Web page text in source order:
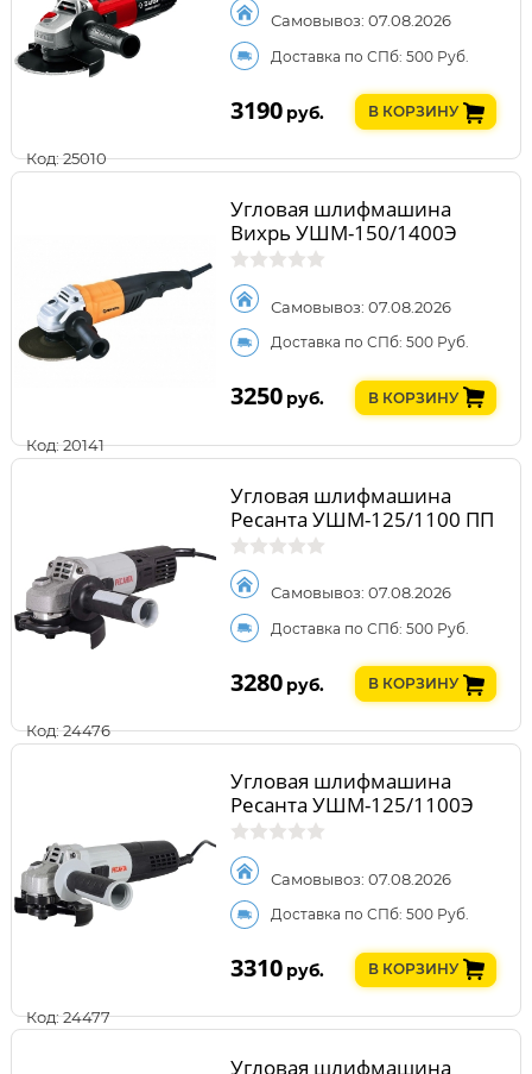
Код: 25010
Самовывоз: 07.08.2026
Доставка по СПб: 500 Руб.
3190 руб. В КОРЗИНУ
Код: 20141
Угловая шлифмашина
Вихрь УШМ-150/1400Э
Самовывоз: 07.08.2026
Доставка по СПб: 500 Руб.
3250 руб. В КОРЗИНУ
Код: 24476
Угловая шлифмашина
Ресанта УШМ-125/1100 ПП
Самовывоз: 07.08.2026
Доставка по СПб: 500 Руб.
3280 руб. В КОРЗИНУ
Код: 24477
Угловая шлифмашина
Ресанта УШМ-125/1100Э
Самовывоз: 07.08.2026
Доставка по СПб: 500 Руб.
3310 руб. В КОРЗИНУ
Угловая шлифмашина